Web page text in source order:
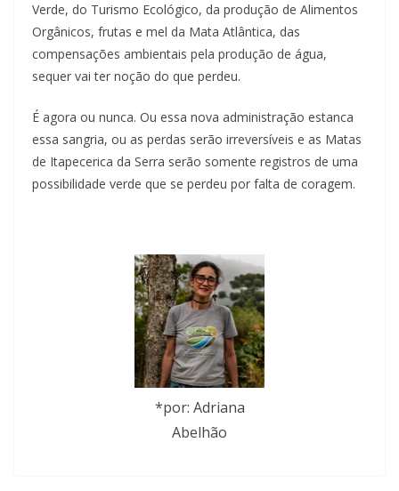
Verde, do Turismo Ecológico, da produção de Alimentos
Orgânicos, frutas e mel da Mata Atlântica, das
compensações ambientais pela produção de água,
sequer vai ter noção do que perdeu.
É agora ou nunca. Ou essa nova administração estanca
essa sangria, ou as perdas serão irreversíveis e as Matas
de Itapecerica da Serra serão somente registros de uma
possibilidade verde que se perdeu por falta de coragem.
*por: Adriana
Abelhão